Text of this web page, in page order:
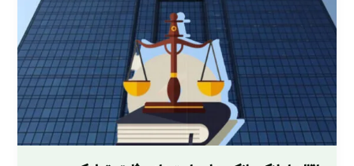
استرداد
وثایق
تملیکی